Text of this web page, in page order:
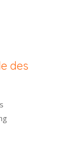
des